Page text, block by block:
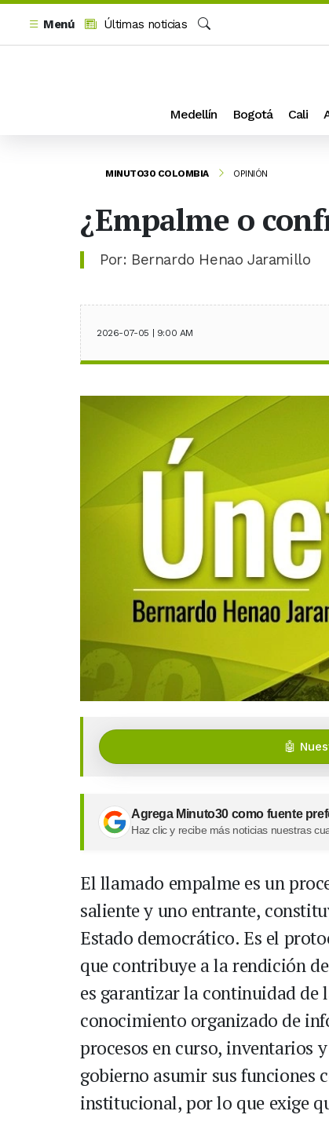
Menú
Últimas noticias
Buscar
Medellín Bogotá Cali
MINUTO30 COLOMBIA OPINIÓN
¿Empalme o
Por: Bernardo Henao Jaramillo
2026-07-05 | 9:00 AM
🤖
Agrega Minuto30 como fuente
Haz clic y recibe más noticias nuestras
El llamado empalme es un
saliente y uno entrante,
Estado democrático. Es el
que contribuye a la rendición
es garantizar la continuidad
conocimiento organizado de
procesos en curso, inventarios
gobierno asumir sus funciones
institucional, por lo que exige